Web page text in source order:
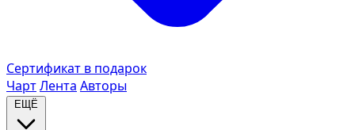
Сертификат в подарок
ЧартЛента Авторы
ЕЩЁ